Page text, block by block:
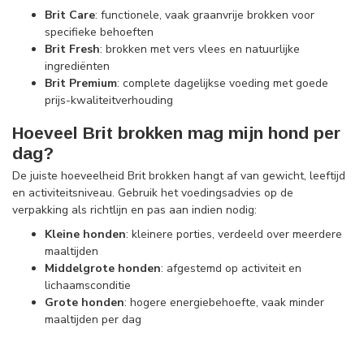
Brit Care: functionele, vaak graanvrije brokken voor
specifieke behoeften
Brit Fresh: brokken met vers vlees en natuurlijke
ingrediënten
Brit Premium: complete dagelijkse voeding met goede
prijs-kwaliteitverhouding
Hoeveel Brit brokken mag mijn hond per
dag?
De juiste hoeveelheid Brit brokken hangt af van gewicht, leeftijd
en activiteitsniveau. Gebruik het voedingsadvies op de
verpakking als richtlijn en pas aan indien nodig:
Kleine honden: kleinere porties, verdeeld over meerdere
maaltijden
Middelgrote honden: afgestemd op activiteit en
lichaamsconditie
Grote honden: hogere energiebehoefte, vaak minder
maaltijden per dag